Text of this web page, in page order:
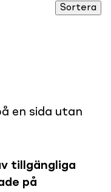
Sortera
en sida utan
tillgängliga
på